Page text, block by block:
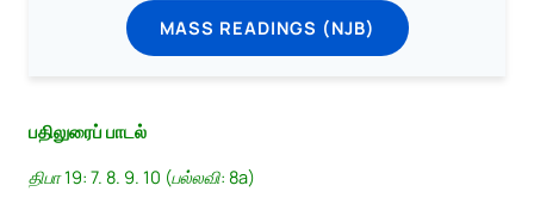
MASS READINGS (NJB)
பதிலுரைப் பாடல்
திபா 19: 7. 8. 9. 10 (பல்லவி: 8a)